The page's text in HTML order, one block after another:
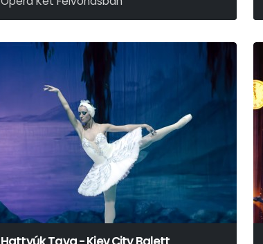
Giuseppe Verdi